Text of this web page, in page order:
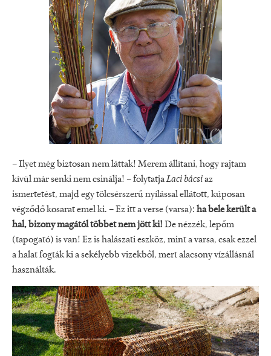
– Ilyet még biztosan nem láttak! Merem állítani, hogy rajtam
kívül már senki nem csinálja! – folytatjaLaci bácsiaz
ismertetést, majd egy tölcsérszerű nyílással ellátott, kúposan
végződő kosarat emel ki. – Ez itt a verse (varsa): ha bele került a
hal, bizony magától többet nem jött ki! De nézzék, lepőm
(tapogató) is van! Ez is halászati eszköz, mint a varsa, csak ezzel
a halat fogták ki a sekélyebb vizekből, mert alacsony vízállásnál
használták.